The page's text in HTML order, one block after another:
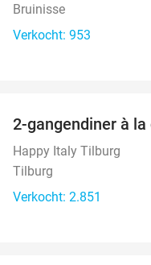
Bruinisse
Verkocht: 953
2-gangendiner à
Happy Italy Tilburg
Tilburg
Verkocht: 2.851